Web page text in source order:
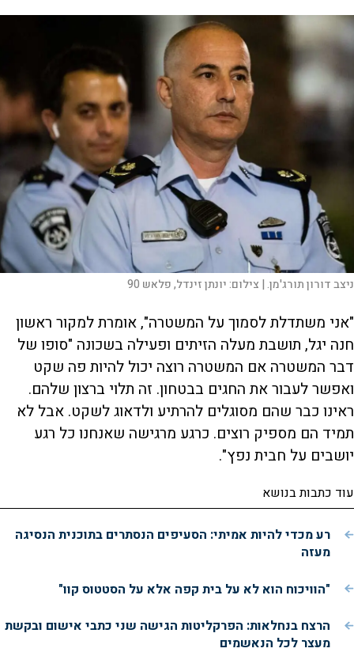
ניצב דורון תורג'מן. | צילום:יונתן זינדל, פלאש 90
"אני משתדלת לסמוך על המשטרה", אומרת למקור ראשון
חנה יגל, תושבת מעלה הזיתים ופעילה בשכונה "סופו של
דבר המשטרה אם המשטרה רוצה יכול להיות פה שקט
ואפשר לעבור את החגים בבטחון. זה תלוי ברצון שלהם.
ראינו כבר שהם מסוגלים להרתיע ולדאוג לשקט. אבל לא
תמיד הם מספיק רוצים. כרגע מרגישה שאנחנו כל רגע
יושבים על חבית נפץ".
עוד כתבות בנושא
רע מכדי להיות אמיתי: הסעיפים הנסתרים בתוכנית הנסיגה
מעזה
"הוויכוח הוא לא על בית קפה אלא על הסטטוס קוו"
הרצח בנחלאות: הפרקליטות הגישה שני כתבי אישום ובקשת
מעצר לכל הנאשמים